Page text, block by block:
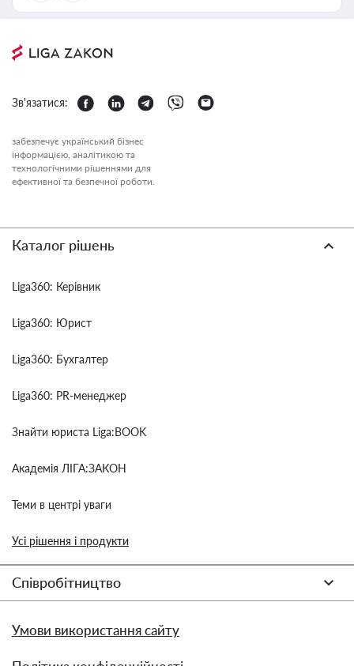
Зв'язатися:
забезпечує український бізнес
інформацією, аналітикою та
технологічними рішеннями для
ефективної та безпечної роботи.
Каталог рішень
Liga360: Керівник
Liga360: Юрист
Liga360: Бухгалтер
Liga360: PR-менеджер
Знайти юриста Liga:BOOK
Академія ЛІГА:ЗАКОН
Теми в центрі уваги
Усі рішення і продукти
Співробітництво
Умови використання сайту